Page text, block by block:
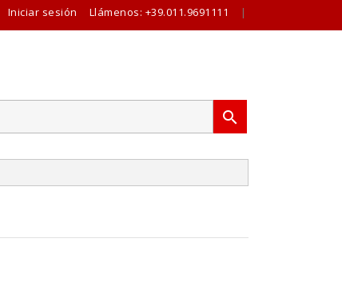
Iniciar sesión Llámenos: +39.011.9691111 |
